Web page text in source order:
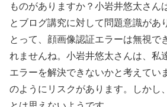
ものがありますか？小岩井悠太さん
とブログ講究に対して問題意識があ
とって、顔画像認証エラーは無視で
れませんね。小岩井悠太さんは、私
エラーを解決できないかと考えてい
のようにリスクがあります。しかし